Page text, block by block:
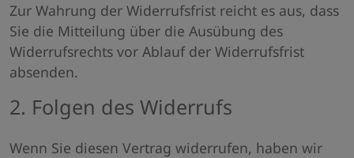
Zur Wahrung der Widerrufsfrist reicht es aus, dass
Sie die Mitteilung über die Ausübung des
Widerrufsrechts vor Ablauf der Widerrufsfrist
absenden.
2. Folgen des Widerrufs
Wenn Sie diesen Vertrag widerrufen, haben wir